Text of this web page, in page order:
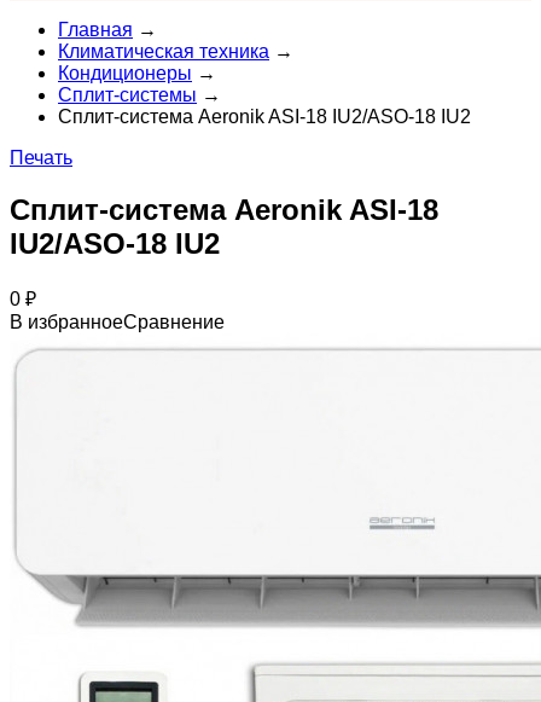
Главная →
Климатическая техника →
Кондиционеры →
Сплит-системы →
Сплит-система Aeronik ASI-18 IU2/ASO-18 IU2
Печать
Сплит-система Aeronik ASI-18
IU2/ASO-18 IU2
0 ₽
В избранноеСравнение